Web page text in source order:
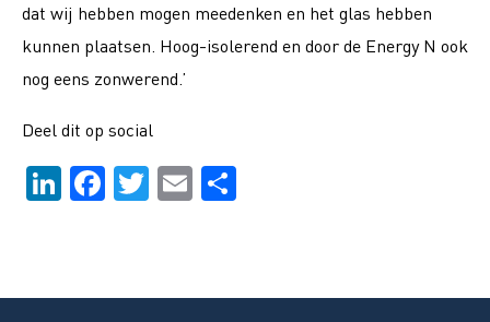
dat wij hebben mogen meedenken en het glas hebben
kunnen plaatsen. Hoog-isolerend en door de Energy N ook
nog eens zonwerend.’
Deel dit op social
LinkedIn
Facebook
Twitter
Email